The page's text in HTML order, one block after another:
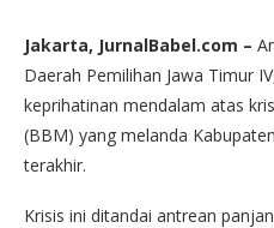
Jakarta, JurnalBabel.com –
Daerah Pemilihan Jawa Timur
keprihatinan mendalam atas
(BBM) yang melanda
terakhir.
Krisis ini ditandai antrean